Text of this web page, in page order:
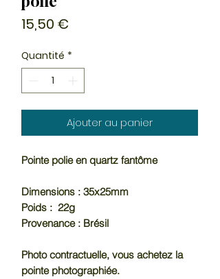
15,50 €
Quantité *
Ajouter au panier
Pointe polie en quartz fantôme
Dimensions : 35x25mm
Poids : 22g
Provenance : Brésil
Photo contractuelle, vous achetez la
pointe photographiée.